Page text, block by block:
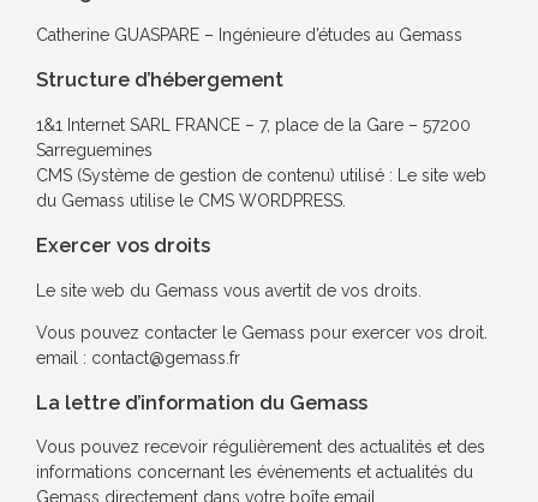
Catherine GUASPARE – Ingénieure d’études au Gemass
Structure d’hébergement
1&1 Internet SARL FRANCE – 7, place de la Gare – 57200
Sarreguemines
CMS (Système de gestion de contenu) utilisé : Le site web
du Gemass utilise le CMS WORDPRESS.
Exercer vos droits
Le site web du Gemass vous avertit de vos droits.
Vous pouvez contacter le Gemass pour exercer vos droit.
email : contact@gemass.fr
La lettre d’information du Gemass
Vous pouvez recevoir régulièrement des actualités et des
informations concernant les événements et actualités du
Gemass directement dans votre boîte email.